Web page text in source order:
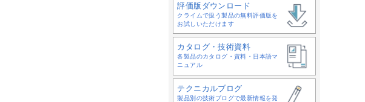
評価版ダウンロード
クライムで扱う製品の無料評価版を
お試しいただけます
カタログ・技術資料
各製品のカタログ・資料・日本語マ
ニュアル
テクニカルブログ
製品別の技術ブログで最新情報を発